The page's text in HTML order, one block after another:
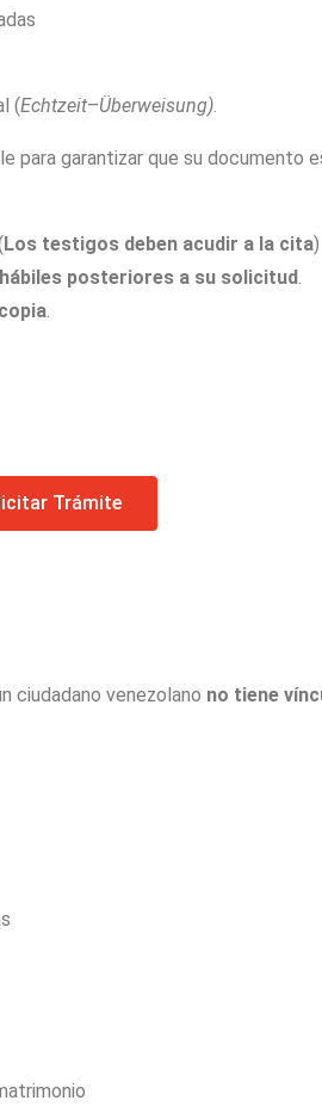
(Echtzeit–Überweisung).
para garantizar que su documento
Los testigos deben acudir a la cita)
posteriores a su solicitud.
.
Trámite
ciudadano venezolano no tiene